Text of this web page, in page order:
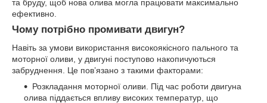
та бруду, щоб нова олива могла працювати максимально
ефективно.
Чому потрібно промивати двигун?
Навіть за умови використання високоякісного пального та
моторної оливи, у двигуні поступово накопичуються
забруднення. Це пов’язано з такими факторами:
Розкладання моторної оливи. Під час роботи двигуна
олива піддається впливу високих температур, що